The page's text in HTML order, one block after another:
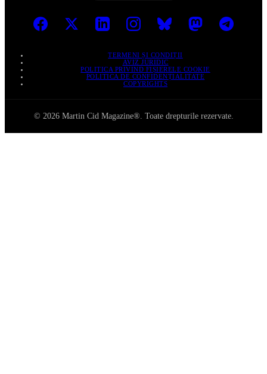
TERMENI ȘI CONDIȚII
AVIZ JURIDIC
POLITICA PRIVIND FIȘIERELE COOKIE
POLITICA DE CONFIDENȚIALITATE
COPYRIGHTS
© 2026 Martin Cid Magazine®. Toate drepturile rezervate.